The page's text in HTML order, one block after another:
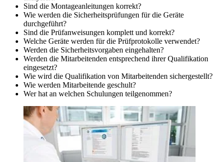
Sind die Montageanleitungen korrekt?
Wie werden die Sicherheitsprüfungen für die Geräte
durchgeführt?
Sind die Prüfanweisungen komplett und korrekt?
Welche Geräte werden für die Prüfprotokolle verwendet?
Werden die Sicherheitsvorgaben eingehalten?
Werden die Mitarbeitenden entsprechend ihrer Qualifikation
eingesetzt?
Wie wird die Qualifikation von Mitarbeitenden sichergestellt?
Wie werden Mitarbeitende geschult?
Wer hat an welchen Schulungen teilgenommen?